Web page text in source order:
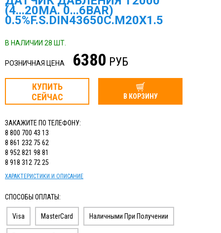
(4...20MA. 0...6BAR)
0.5%F.S.DIN43650C.M20X1.5
В НАЛИЧИИ 28 ШТ.
РОЗНИЧНАЯ ЦЕНА 6380 РУБ
КУПИТЬ
СЕЙЧАС
В КОРЗИНУ
ЗАКАЖИТЕ ПО ТЕЛЕФОНУ:
8 800 700 43 13
8 861 232 75 62
8 952 821 98 81
8 918 312 72 25
ХАРАКТЕРИСТИКИ И ОПИСАНИЕ
СПОСОБЫ ОПЛАТЫ:
Visa MasterCard Наличными При Получении